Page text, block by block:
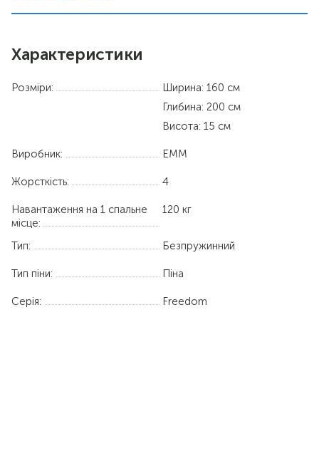
Характеристики
Розміри:
Ширина: 160 см
Глибина: 200 см
Висота: 15 см
Виробник: EMM
Жорсткість: 4
Навантаження на 1 спальне
місце:
120 кг
Тип: Безпружинний
Тип піни: Піна
Серія: Freedom